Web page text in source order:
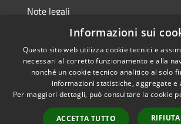
Note legali
Dichiarazione di accessibilità
RSS
Accessibilità
Copyright
Informazioni sui
Questo sito web utilizza cookie tecnici e
necessari al corretto funzionamento e alla
nonché un cookie tecnico analitico al solo
informazioni statistiche, aggregate e
Per maggiori dettagli, può consultare la cookie
ACCETTA TUTTO